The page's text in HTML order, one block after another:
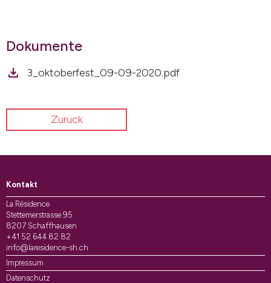
Dokumente
3_oktoberfest_09-09-2020.pdf
Zurück
Kontakt
La Résidence
Stettemerstrasse 95
8207 Schaffhausen
+41 52 644 82 82
info@laresidence-sh.ch
Impressum
Datenschutz